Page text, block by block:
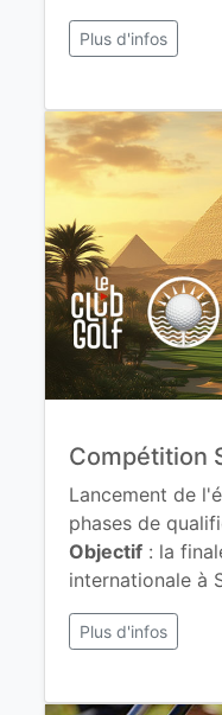
Plus d'infos
Compétition
Lancement de
phases de
Objectif : la
internationale à
Plus d'infos